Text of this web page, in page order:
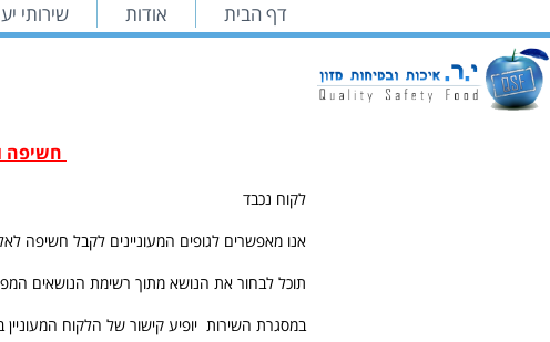
דף הבית אודות שירותי
חשיפה
לקוח נכבד
אנו מאפשרים לגופים המעוניינים לקבל חשיפה
תוכל לבחור את הנושא מתוך רשימת הנושאים
במסגרת השירות יופיע קישור של הלקוח